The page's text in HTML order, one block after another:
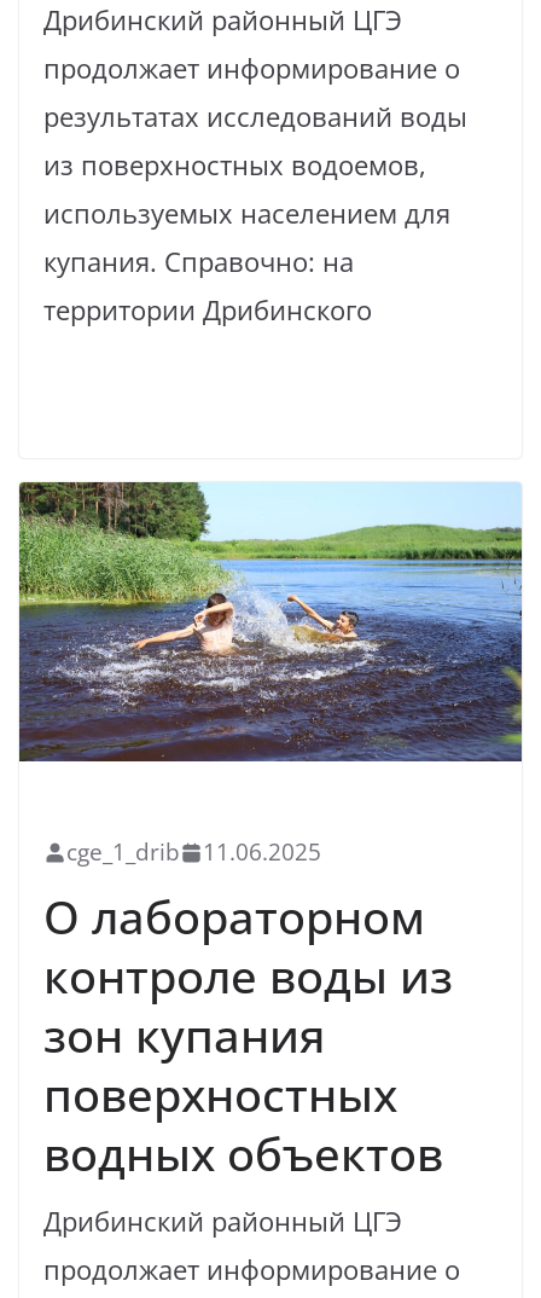
Дрибинский районный ЦГЭ
продолжает информирование о
результатах исследований воды
из поверхностных водоемов,
используемых населением для
купания. Справочно: на
территории Дрибинского
cge_1_drib 11.06.2025
О лабораторном
контроле воды из
зон купания
поверхностных
водных объектов
Дрибинский районный ЦГЭ
продолжает информирование о